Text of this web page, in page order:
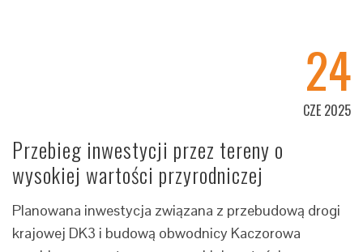
24
CZE 2025
Przebieg inwestycji przez tereny o
wysokiej wartości przyrodniczej
Planowana inwestycja związana z przebudową drogi
krajowej DK3 i budową obwodnicy Kaczorowa